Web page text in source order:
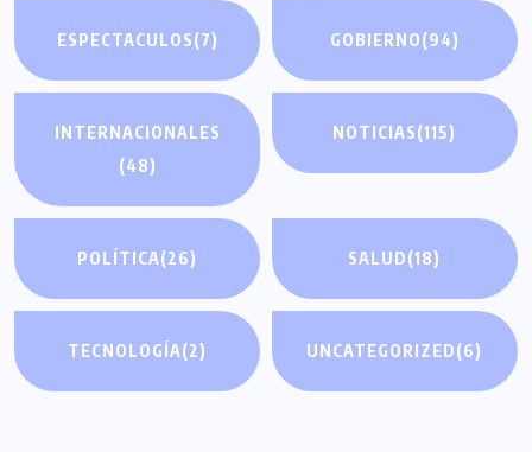
ESPECTACULOS(7) GOBIERNO(94)
INTERNACIONALES
(48)
NOTICIAS(115)
POLÍTICA(26) SALUD(18)
TECNOLOGÍA(2) UNCATEGORIZED(6)